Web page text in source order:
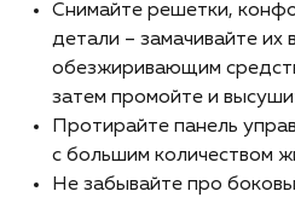
Снимайте решетки,
детали – замачивайте их
обезжиривающим
затем промойте и
Протирайте панель
с большим количеством
Не забывайте про